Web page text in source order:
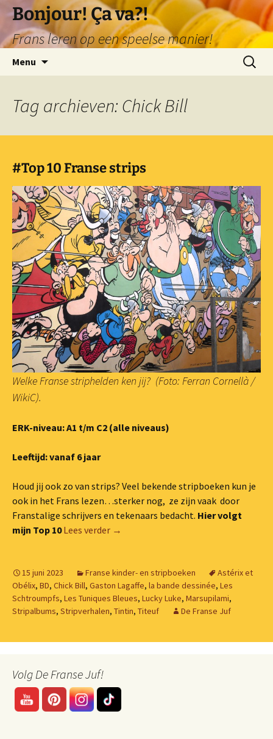
naar
de
inhoud
Bonjour! Ça va?!
Frans leren op een speelse manier!
Menu
Zoeken
naar:
Tag archieven: Chick Bill
#Top 10 Franse strips
Welke Franse striphelden ken jij? (Foto: Ferran Cornellà /
WikiC).
ERK-niveau: A1 t/m C2 (alle niveaus)
Leeftijd: vanaf 6 jaar
Houd jij ook zo van strips? Veel bekende stripboeken kun je
ook in het Frans lezen…sterker nog, ze zijn vaak door
Franstalige schrijvers en tekenaars bedacht. Hier volgt
mijn Top 10 Lees verder #Top 10 Franse strips
→
15 juni 2023 Franse kinder- en stripboeken
Astérix et
Obélix, BD, Chick Bill, Gaston Lagaffe, la bande dessinée, Les
Schtroumpfs, Les Tuniques Bleues, Lucky Luke, Marsupilami,
Stripalbums, Stripverhalen, Tintin, Titeuf De Franse Juf
Volg De Franse Juf!